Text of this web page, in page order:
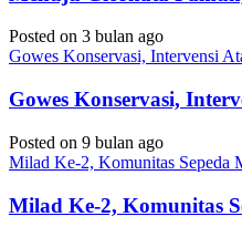
Posted on 3 bulan ago
Gowes Konservasi, Intervensi
Gowes Konservasi,
Posted on 9 bulan ago
Milad Ke-2, Komunitas Sepeda
Milad Ke-2, Komunitas